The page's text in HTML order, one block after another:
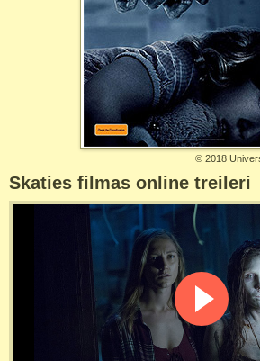
© 2018
Skaties filmas online treileri